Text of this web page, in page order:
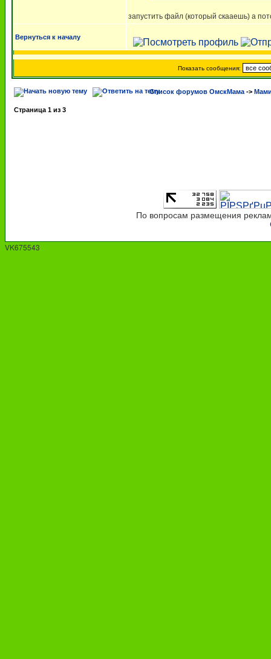
запустить файл (который скааешь) а
Вернуться к началу
Показать сообщения:
Список форумов ОмскМама ->
Страница 1 из 3
По вопросам размещения
VK675543